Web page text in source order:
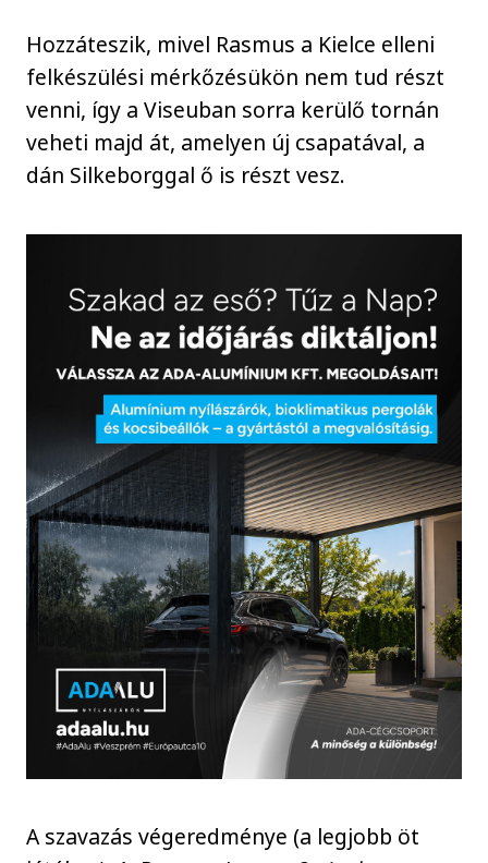
Hozzáteszik, mivel Rasmus a Kielce elleni
felkészülési mérkőzésükön nem tud részt
venni, így a Viseuban sorra kerülő tornán
veheti majd át, amelyen új csapatával, a
dán Silkeborggal ő is részt vesz.
A szavazás végeredménye (a legjobb öt